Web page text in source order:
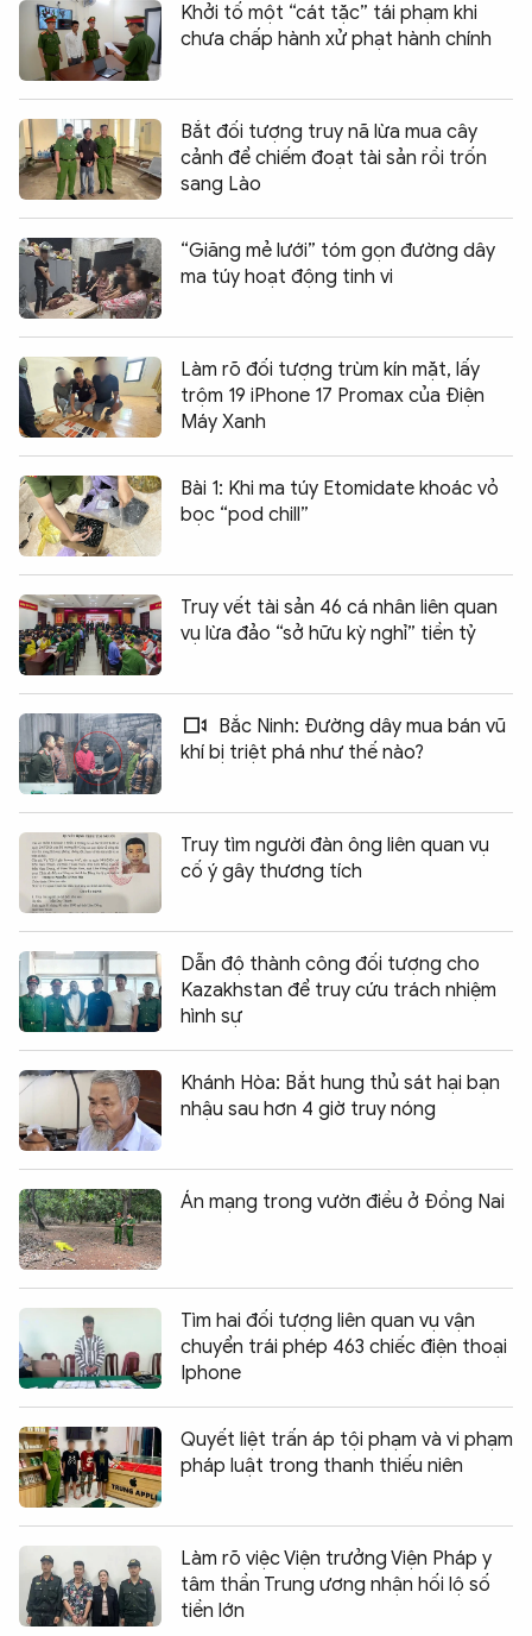
Khởi tố một “cát tặc” tái phạm khi
chưa chấp hành xử phạt hành chính
Bắt đối tượng truy nã lừa mua cây
cảnh để chiếm đoạt tài sản rồi trốn
sang Lào
“Giăng mẻ lưới” tóm gọn đường dây
ma túy hoạt động tinh vi
Làm rõ đối tượng trùm kín mặt, lấy
trộm 19 iPhone 17 Promax của Điện
Máy Xanh
Bài 1: Khi ma túy Etomidate khoác vỏ
bọc “pod chill”
Truy vết tài sản 46 cá nhân liên quan
vụ lừa đảo “sở hữu kỳ nghỉ” tiền tỷ
Bắc Ninh: Đường dây mua bán vũ
khí bị triệt phá như thế nào?
Truy tìm người đàn ông liên quan vụ
cố ý gây thương tích
Dẫn độ thành công đối tượng cho
Kazakhstan để truy cứu trách nhiệm
hình sự
Khánh Hòa: Bắt hung thủ sát hại bạn
nhậu sau hơn 4 giờ truy nóng
Án mạng trong vườn điều ở Đồng Nai
Tìm hai đối tượng liên quan vụ vận
chuyển trái phép 463 chiếc điện thoại
Iphone
Quyết liệt trấn áp tội phạm và vi phạm
pháp luật trong thanh thiếu niên
Làm rõ việc Viện trưởng Viện Pháp y
tâm thần Trung ương nhận hối lộ số
tiền lớn